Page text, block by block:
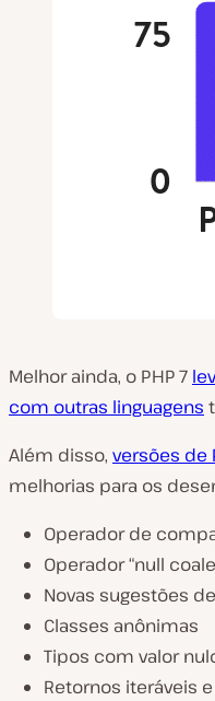
Melhor ainda, o PHP 7
com outras linguagens
Além disso, versões de
melhorias para os
Operador de
Operador “null
Novas sugestões
Classes anônimas
Tipos com valor
Retornos iteráveis